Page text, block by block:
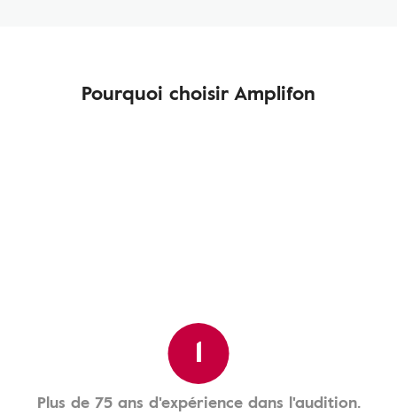
Pourquoi choisir Amplifon
1
Plus de 75 ans d'expérience dans l'audition.